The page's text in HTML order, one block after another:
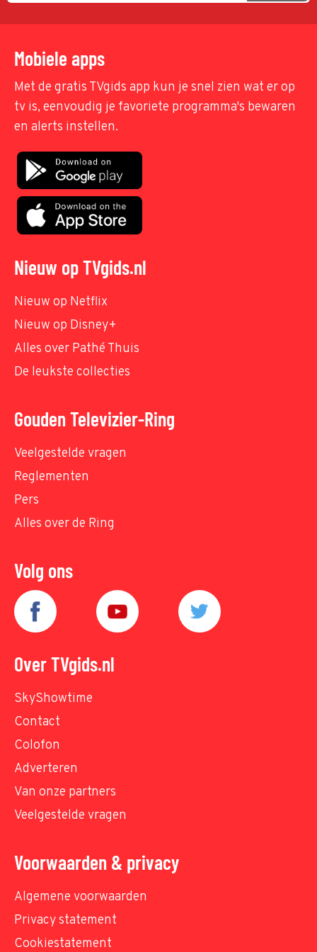
Mobiele apps
Met de gratis TVgids app kun je snel zien wat er op
tv is, eenvoudig je favoriete programma's bewaren
en alerts instellen.
Nieuw op TVgids.nl
Nieuw op Netflix
Nieuw op Disney+
Alles over Pathé Thuis
De leukste collecties
Gouden Televizier-Ring
Veelgestelde vragen
Reglementen
Pers
Alles over de Ring
Volg ons
Over TVgids.nl
SkyShowtime
Contact
Colofon
Adverteren
Van onze partners
Veelgestelde vragen
Voorwaarden & privacy
Algemene voorwaarden
Privacy statement
Cookiestatement